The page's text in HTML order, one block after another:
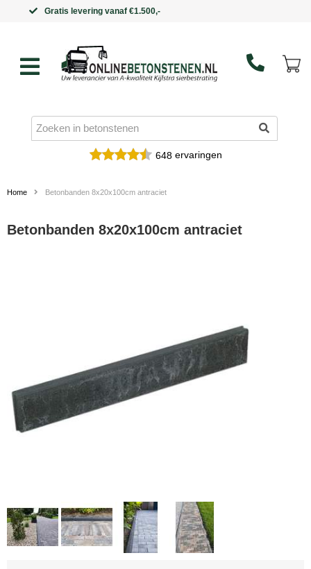
Binnen 5 werkdagen in huis
648ervaringen
Home Betonbanden 8x20x100cm antraciet
Betonbanden 8x20x100cm antraciet